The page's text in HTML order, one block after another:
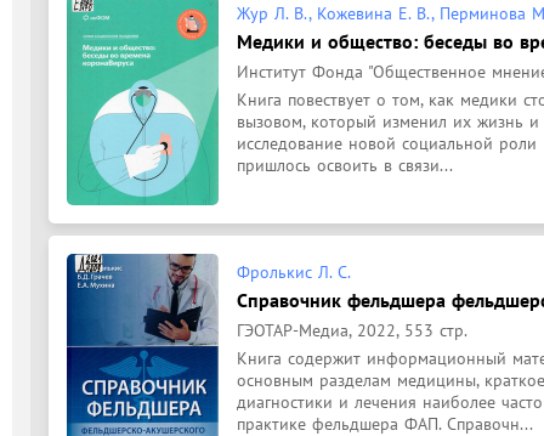
Жур Л. В., Кожевина Е. В., Перминова
Медики и общество: беседы во
Институт Фонда "Общественное
Книга повествует о том, как медики
вызовом, который изменил их жизнь и
исследование новой социальной
пришлось освоить в связи...
Фролькис Л. С.
Справочник фельдшера
ГЭОТАР-Медиа, 2022, 553 стр.
Книга содержит информационный
основным разделам медицины,
диагностики и лечения наиболее
практике фельдшера ФАП. Справочн...